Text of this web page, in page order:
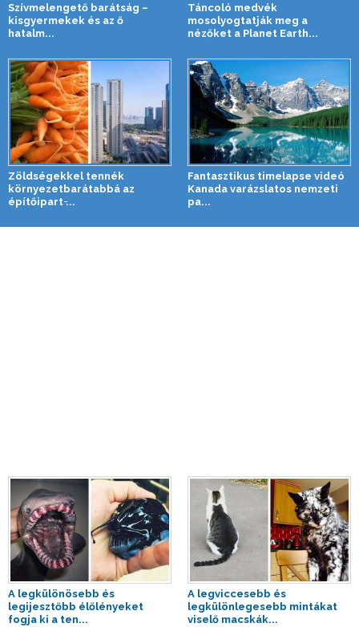
Szívmelengető barátság –
kisgyermekek és az ő
hatalm...
Táncoló medvék
mosolyogtatják meg a
nézőket a Planet Earth...
Zöldségekkel tennék
környezetbarátabbá az
építőipart ̵...
Fantasztikus timelapse videó
Kanada varázslatos nemzeti
pa...
A legkülönösebb és
legijesztőbb élőlényeket
fogja ki a ten...
A legviccesebb és
legkülönlegesebb mintákat
viselő macskák...